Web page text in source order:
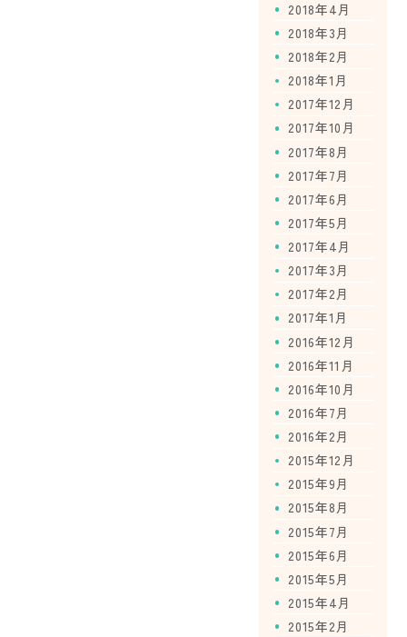
2018年4月
2018年3月
2018年2月
2018年1月
2017年12月
2017年10月
2017年8月
2017年7月
2017年6月
2017年5月
2017年4月
2017年3月
2017年2月
2017年1月
2016年12月
2016年11月
2016年10月
2016年7月
2016年2月
2015年12月
2015年9月
2015年8月
2015年7月
2015年6月
2015年5月
2015年4月
2015年2月